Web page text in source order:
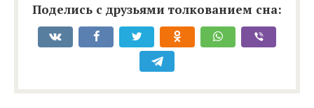
Поделись с друзьями толкованием сна: